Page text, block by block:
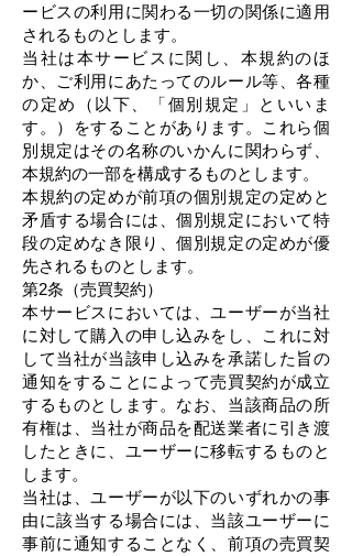
ービスの利用に関わる一切の関係に適用
されるものとします。
当社は本サービスに関し、本規約のほ
か、ご利用にあたってのルール等、各種
の定め（以下、「個別規定」といいま
す。）をすることがあります。これら個
別規定はその名称のいかんに関わらず、
本規約の一部を構成するものとします。
本規約の定めが前項の個別規定の定めと
矛盾する場合には、個別規定において特
段の定めなき限り、個別規定の定めが優
先されるものとします。
第2条（売買契約）
本サービスにおいては、ユーザーが当社
に対して購入の申し込みをし、これに対
して当社が当該申し込みを承諾した旨の
通知をすることによって売買契約が成立
するものとします。なお、当該商品の所
有権は、当社が商品を配送業者に引き渡
したときに、ユーザーに移転するものと
します。
当社は、ユーザーが以下のいずれかの事
由に該当する場合には、当該ユーザーに
事前に通知することなく、前項の売買契